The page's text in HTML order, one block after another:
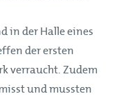
in der Halle eines
der ersten
verraucht. Zudem
und mussten